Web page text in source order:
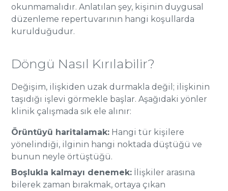
okunmamalıdır. Anlatılan şey, kişinin duygusal
düzenleme repertuvarının hangi koşullarda
kurulduğudur.
Döngü Nasıl Kırılabilir?
Değişim, ilişkiden uzak durmakla değil; ilişkinin
taşıdığı işlevi görmekle başlar. Aşağıdaki yönler
klinik çalışmada sık ele alınır:
Örüntüyü haritalamak: Hangi tür kişilere
yönelindiği, ilginin hangi noktada düştüğü ve
bunun neyle örtüştüğü.
Boşlukla kalmayı denemek: İlişkiler arasına
bilerek zaman bırakmak, ortaya çıkan